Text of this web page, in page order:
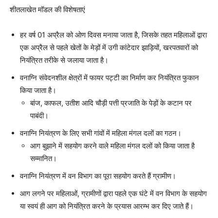
शीतलाखेत मॉडल की विशेषताएं
हर वर्ष 01 अप्रैल को ओण दिवस मनाया जाता है, जिसके तहत महिलाओं द्वारा
एक अप्रैल से पहले खेतों के मेड़ों में उगी कांटेदार झाड़ियों, खरपतवारों को
नियंत्रित तरीके से जलाया जाता है।
वनाग्नि संवेदनशील क्षेत्रों में फायर पट्टी का निर्माण कर नियंत्रित फुकान
किया जाता है।
बांज, काफल, उतीश आदि चौड़ी पत्ती प्रजाति के पेड़ों के कटान पर
पाबंदी।
वनाग्नि नियंत्रण के लिए सभी गांवों में महिला मंगल दलों का गठन।
आग बुझाने में सहयोग करने वाले महिला मंगल दलों को किया जाता है
सम्मानित।
वनाग्नि नियंत्रण में वन विभाग का पूरा सहयोग करते हैं ग्रामीण।
आग लगने पर महिलाओं, ग्रामीणों द्वारा पहले एक घंटे में वन विभाग के सहयोग
या स्वयं ही आग को नियंत्रित करने के प्रयास आरम्भ कर दिए जाते हैं।